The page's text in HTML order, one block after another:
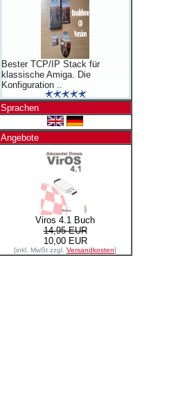
Bester TCP/IP Stack für
klassische Amiga. Die
Konfiguration ..
Sprachen
Angebote
Viros 4.1 Buch
14,95 EUR
10,00 EUR
[inkl. MwSt zzgl. Versandkosten]